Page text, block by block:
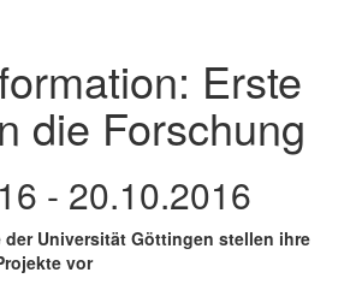
Erste
die Forschung
- 20.10.2016
Universität Göttingen stellen ihre
vor